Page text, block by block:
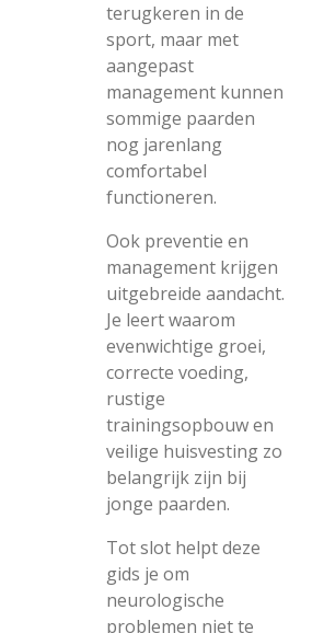
terugkeren in de
sport, maar met
aangepast
management kunnen
sommige paarden
nog jarenlang
comfortabel
functioneren.
Ook preventie en
management krijgen
uitgebreide aandacht.
Je leert waarom
evenwichtige groei,
correcte voeding,
rustige
trainingsopbouw en
veilige huisvesting zo
belangrijk zijn bij
jonge paarden.
Tot slot helpt deze
gids je om
neurologische
problemen niet te